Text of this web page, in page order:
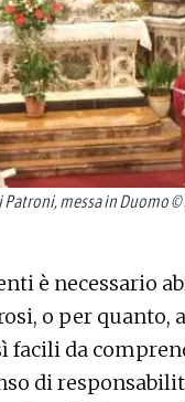
messa in Duomo
è necessario
o per quanto,
facili da
di